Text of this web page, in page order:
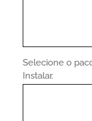
Selecione o
Instalar.